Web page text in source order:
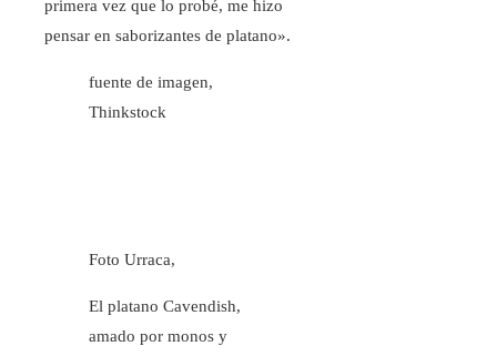
primera vez que lo probé, me hizo
pensar en saborizantes de platano».
fuente de imagen,
Thinkstock
Foto Urraca,
El platano Cavendish,
amado por monos y